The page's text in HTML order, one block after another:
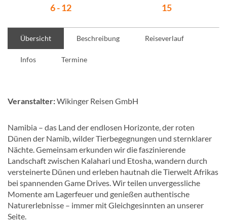
6 - 12 15
Übersicht Beschreibung Reiseverlauf
Infos Termine
Veranstalter:Wikinger Reisen GmbH
Namibia – das Land der endlosen Horizonte, der roten
Dünen der Namib, wilder Tierbegegnungen und sternklarer
Nächte. Gemeinsam erkunden wir die faszinierende
Landschaft zwischen Kalahari und Etosha, wandern durch
versteinerte Dünen und erleben hautnah die Tierwelt Afrikas
bei spannenden Game Drives. Wir teilen unvergessliche
Momente am Lagerfeuer und genießen authentische
Naturerlebnisse – immer mit Gleichgesinnten an unserer
Seite.